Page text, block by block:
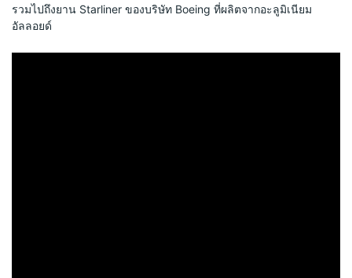
รวมไปถึงยาน Starliner ของบริษัท Boeing ที่ผลิตจากอะลูมิเนียม
อัลลอยด์